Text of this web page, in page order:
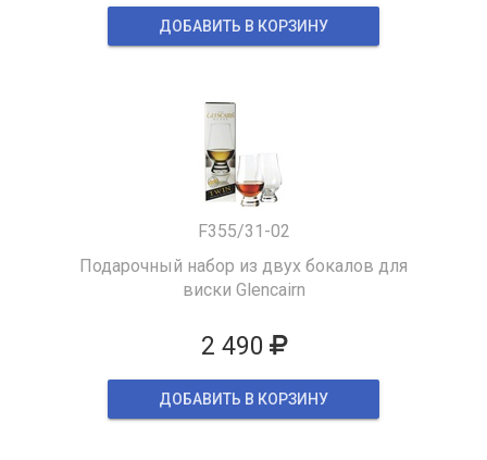
ДОБАВИТЬ В КОРЗИНУ
F355/31-02
Подарочный набор из двух бокалов для
виски Glencairn
2 490
ДОБАВИТЬ В КОРЗИНУ